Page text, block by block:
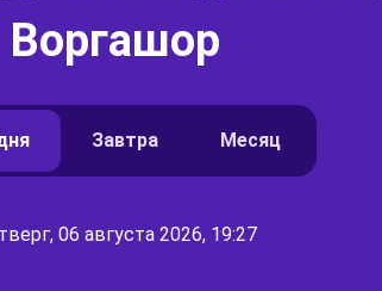
Воргашор
Завтра Месяц
06 августа 2026, 19:27